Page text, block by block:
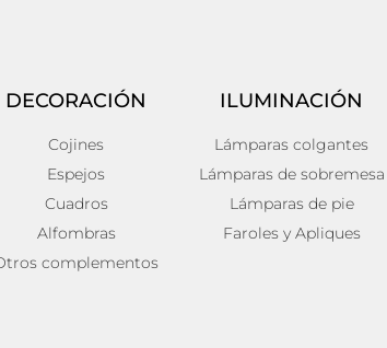
DECORACIÓN
Cojines
Espejos
Cuadros
Alfombras
complementos
ILUMINACIÓN
Lámparas colgantes
Lámparas de sobremesa
Lámparas de pie
Faroles y Apliques